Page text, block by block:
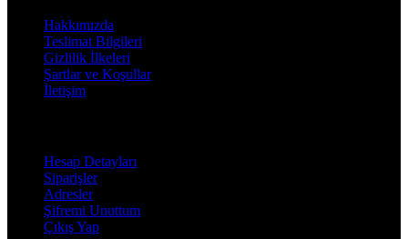
Hakkımızda
Teslimat Bilgileri
Gizlilik İlkeleri
Şartlar ve Koşullar
İletişim
Hesap Detayları
Siparişler
Adresler
Şifremi Unuttum
Çıkış Yap